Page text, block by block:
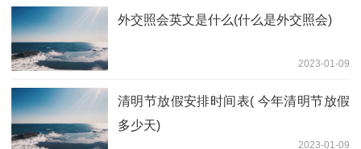
外交照会英文是什么(什么是外交照会)
2023-01-09
清明节放假安排时间表( 今年清明节放假
多少天)
2023-01-09